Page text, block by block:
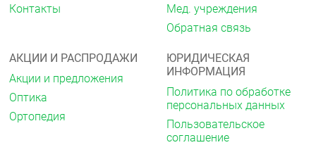
Контакты
Мед. учреждения
Обратная связь
АКЦИИ И РАСПРОДАЖИ
Акции и предложения
Оптика
Ортопедия
ЮРИДИЧЕСКАЯ
ИНФОРМАЦИЯ
Политика по обработке
персональных данных
Пользовательское
соглашение